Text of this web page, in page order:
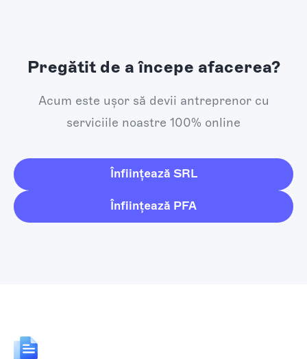
Pregătit de a începe afacerea?
Acum este ușor să devii antreprenor cu
serviciile noastre 100% online
Înființează SRL
Înființează PFA